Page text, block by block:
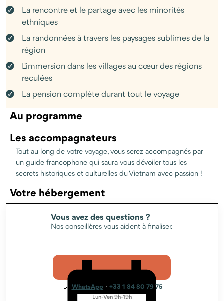
La rencontre et le partage avec les minorités
ethniques
La randonnées à travers les paysages sublimes de la
région
L'immersion dans les villages au cœur des régions
reculées
La pension complète durant tout le voyage
Au programme
Les accompagnateurs
Tout au long de votre voyage, vous serez accompagnés par
un guide francophone qui saura vous dévoiler tous les
secrets historiques et culturelles du Vietnam avec passion !
Votre hébergement
Vous avez des questions ?
Nos conseillères vous aident à finaliser.
💬 WhatsApp · +33 1 84 80 79 75
Lun-Ven 9h-19h